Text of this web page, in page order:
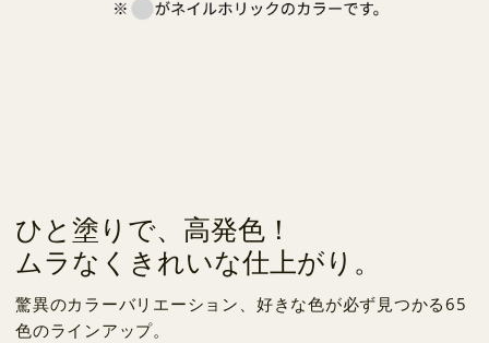
ひと塗りで、高発色！
ムラなくきれいな仕上がり。
驚異のカラーバリエーション、好きな色が必ず見つかる65
色のラインアップ。